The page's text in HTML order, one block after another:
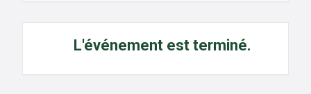
L'événement est terminé.